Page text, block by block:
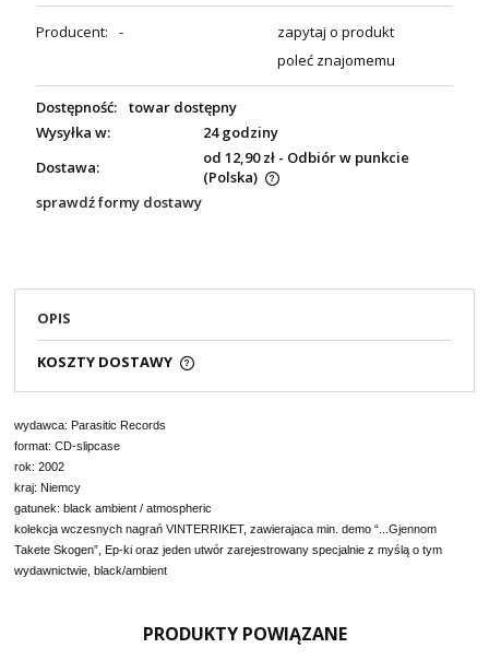
Producent: -
zapytaj o produkt
poleć znajomemu
Dostępność:
towar dostępny
Wysyłka w:
24 godziny
Dostawa:
od 12,90 zł - Odbiór w punkcie
(Polska)
sprawdź formy dostawy
OPIS
KOSZTY DOSTAWY
wydawca: Parasitic Records
format: CD-slipcase
rok: 2002
kraj: Niemcy
gatunek: black ambient / atmospheric
kolekcja wczesnych nagrań VINTERRIKET, zawierajaca min. demo “...Gjennom
Takete Skogen”, Ep-ki oraz jeden utwór zarejestrowany specjalnie z myślą o tym
wydawnictwie, black/ambient
PRODUKTY POWIĄZANE